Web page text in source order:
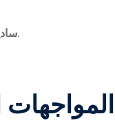
عنصر خبرة يمنح النصر خيارات هجومية متنوعة.